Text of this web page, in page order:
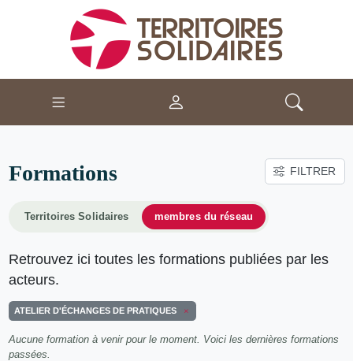
Formations FILTRER
Territoires Solidaires membres du réseau
Retrouvez ici toutes les formations publiées par les
acteurs.
ATELIER D'ÉCHANGES DE PRATIQUES
Aucune formation à venir pour le moment. Voici les dernières formations
passées.